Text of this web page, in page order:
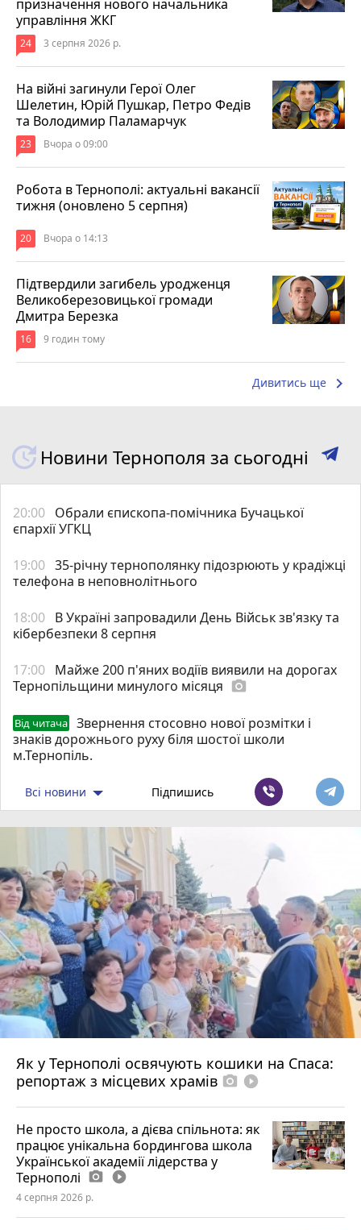
призначення нового начальника
управління ЖКГ
24 3 серпня 2026 р.
На війні загинули Герої Олег
Шелетин, Юрій Пушкар, Петро Федів
та Володимир Паламарчук
23 Вчора о 09:00
Робота в Тернополі: актуальні вакансії
тижня (оновлено 5 серпня)
20 Вчора о 14:13
Підтвердили загибель уродженця
Великоберезовицької громади
Дмитра Березка
16 9 годин тому
Дивитись ще keyboard_arrow_right
Новини Тернополя за сьогодні
20:00 Обрали єпископа-помічника Бучацької
єпархії УГКЦ
19:00 35-річну тернополянку підозрюють у крадіжці
телефона в неповнолітнього
18:00 В Україні запровадили День Військ зв'язку та
кібербезпеки 8 серпня
17:00 Майже 200 п'яних водіїв виявили на дорогах
Тернопільщини минулого місяця photo_camera
Від читача
Звернення стосовно нової розмітки і
знаків дорожнього руху біля шостої школи
м.Тернопіль.
Всі новини Підпишись
Як у Тернополі освячують кошики на Спаса:
репортаж з місцевих храмів photo_camera play_circle_filled
Не просто школа, а дієва спільнота: як
працює унікальна бордингова школа
Української академії лідерства у
Тернополі photo_camera play_circle_filled
4 серпня 2026 р.